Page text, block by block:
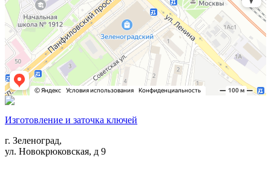
Изготовление и заточка ключей
г. Зеленоград,
ул. Новокрюковская, д 9